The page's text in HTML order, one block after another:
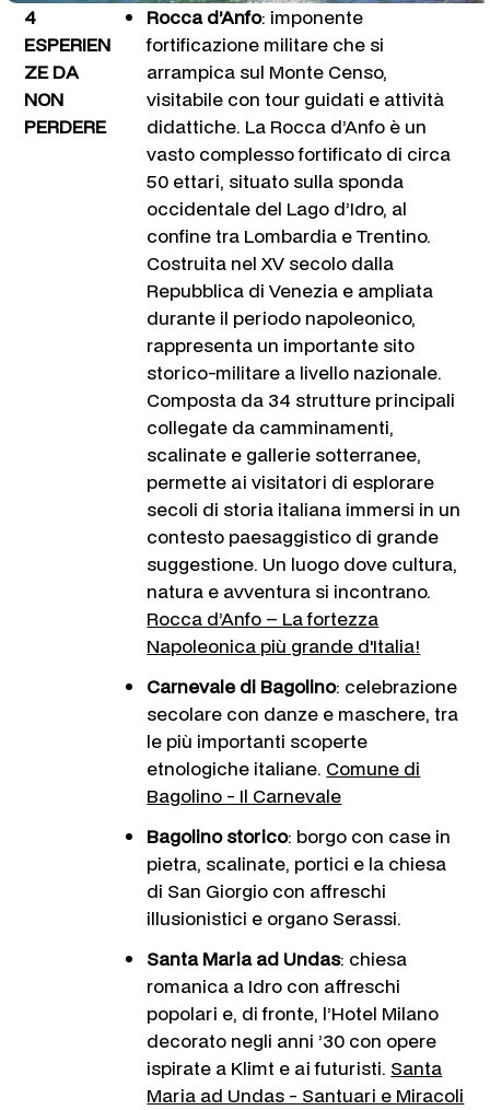
4
ESPERIEN
ZE DA
NON
PERDERE
Rocca d’Anfo: imponente
fortificazione militare che si
arrampica sul Monte Censo,
visitabile con tour guidati e attività
didattiche. La Rocca d’Anfo è un
vasto complesso fortificato di circa
50 ettari, situato sulla sponda
occidentale del Lago d’Idro, al
confine tra Lombardia e Trentino.
Costruita nel XV secolo dalla
Repubblica di Venezia e ampliata
durante il periodo napoleonico,
rappresenta un importante sito
storico-militare a livello nazionale.
Composta da 34 strutture principali
collegate da camminamenti,
scalinate e gallerie sotterranee,
permette ai visitatori di esplorare
secoli di storia italiana immersi in un
contesto paesaggistico di grande
suggestione. Un luogo dove cultura,
natura e avventura si incontrano.
Rocca d’Anfo – La fortezza
Napoleonica più grande d'Italia!
Carnevale di Bagolino: celebrazione
secolare con danze e maschere, tra
le più importanti scoperte
etnologiche italiane. Comune di
Bagolino - Il Carnevale
Bagolino storico: borgo con case in
pietra, scalinate, portici e la chiesa
di San Giorgio con affreschi
illusionistici e organo Serassi.
Santa Maria ad Undas: chiesa
romanica a Idro con affreschi
popolari e, di fronte, l’Hotel Milano
decorato negli anni ’30 con opere
ispirate a Klimt e ai futuristi. Santa
Maria ad Undas - Santuari e Miracoli